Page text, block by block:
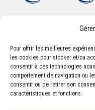
Pour offrir les meilleures
les cookies pour stocker et/ou
consentir à ces technologies
comportement de navigation ou
consentir ou de retirer son
caractéristiques et fonctions.
Association
84,
CS 80221 -